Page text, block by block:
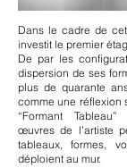
Dans le cadre de
investit le premier
De par les
dispersion de ses
plus de quarante
comme une réflexion
“Formant
œuvres de l’artiste
tableaux, formes,
déploient au mur.